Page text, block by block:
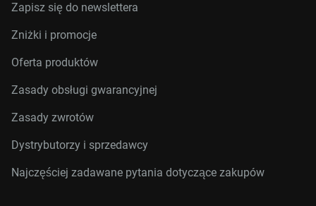
Zapisz się do newslettera
Zniżki i promocje
Oferta produktów
Zasady obsługi gwarancyjnej
Zasady zwrotów
Dystrybutorzy i sprzedawcy
Najczęściej zadawane pytania dotyczące zakupów